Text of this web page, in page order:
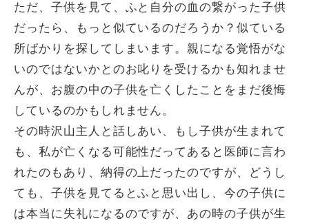
ただ、子供を見て、ふと自分の血の繋がった子供
だったら、もっと似ているのだろうか？似ている
所ばかりを探してしまいます。親になる覚悟がな
いのではないかとのお叱りを受けるかも知れませ
んが、お腹の中の子供を亡くしたことをまだ後悔
しているのかもしれません。
その時沢山主人と話しあい、もし子供が生まれて
も、私が亡くなる可能性だってあると医師に言わ
れたのもあり、納得の上だったのですが、どうし
ても、子供を見てるとふと思い出し、今の子供に
は本当に失礼になるのですが、あの時の子供が生